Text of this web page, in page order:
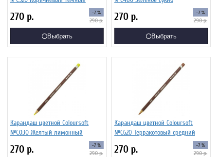
270 р. -7 %
290р.
Выбрать
270 р. -7 %
290р.
Выбрать
Карандаш цветной Coloursoft
№C030 Желтый лимонный
270 р. -7 %
290р.
Карандаш цветной Coloursoft
№C620 Терракотовый средний
270 р. -7 %
290р.